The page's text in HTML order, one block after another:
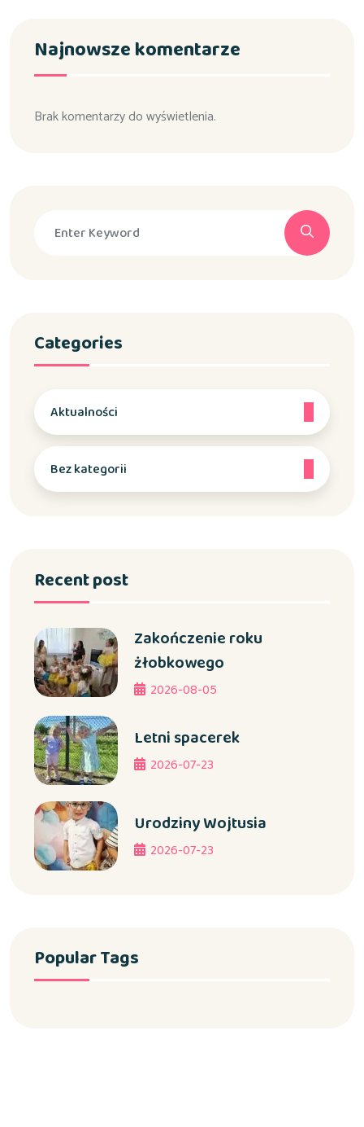
Najnowsze komentarze
Brak komentarzy do wyświetlenia.
Categories
Aktualności
Bez kategorii
Recent post
Zakończenie roku
żłobkowego
2026-08-05
Letni spacerek
2026-07-23
Urodziny Wojtusia
2026-07-23
Popular Tags